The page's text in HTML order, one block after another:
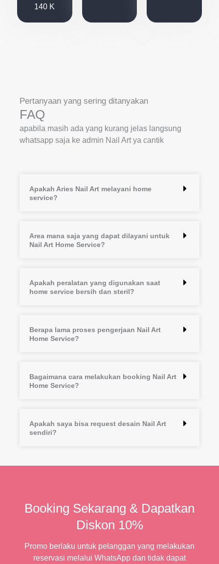
140 K
Pertanyaan yang sering ditanyakan
FAQ
apabila masih ada yang kurang jelas langsung
whatsapp saja ke admin Nail Art ya cantik
Apakah Aries Nail Art melayani home
service?
Area mana saja yang dapat dilayani untuk
Nail Art Home Service?
Apakah peralatan yang digunakan saat
home service bersih dan steril?
Berapa lama proses pengerjaan Nail Art
Home Service?
Bagaimana cara melakukan booking Nail Art
Home Service?
Apakah saya bisa request desain Nail Art
sendiri?
Booking Sekarang & Dapatkan
Diskon 10%
Promo berlaku untuk pelanggan yang melakukan
reservasi melalui WhatsApp dan tidak dapat